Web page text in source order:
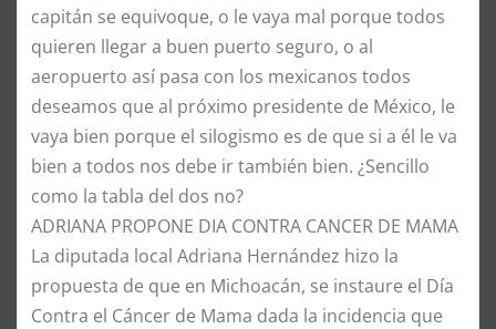
capitán se equivoque, o le vaya mal porque todos
quieren llegar a buen puerto seguro, o al
aeropuerto así pasa con los mexicanos todos
deseamos que al próximo presidente de México, le
vaya bien porque el silogismo es de que si a él le va
bien a todos nos debe ir también bien. ¿Sencillo
como la tabla del dos no?
ADRIANA PROPONE DIA CONTRA CANCER DE MAMA
La diputada local Adriana Hernández hizo la
propuesta de que en Michoacán, se instaure el Día
Contra el Cáncer de Mama dada la incidencia que